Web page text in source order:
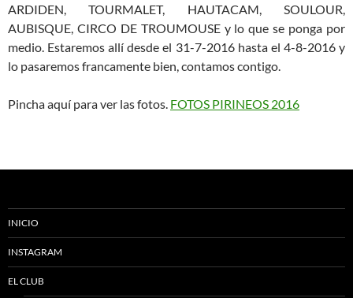
ARDIDEN, TOURMALET, HAUTACAM, SOULOUR,
AUBISQUE, CIRCO DE TROUMOUSE y lo que se ponga por
medio. Estaremos allí desde el 31-7-2016 hasta el 4-8-2016 y
lo pasaremos francamente bien, contamos contigo.
Pincha aquí para ver las fotos. FOTOS PIRINEOS 2016
INICIO
INSTAGRAM
EL CLUB